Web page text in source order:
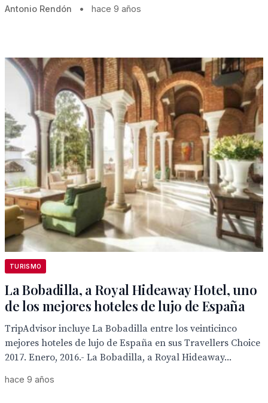
Antonio Rendón • hace 9 años
TURISMO
La Bobadilla, a Royal Hideaway Hotel, uno
de los mejores hoteles de lujo de España
TripAdvisor incluye La Bobadilla entre los veinticinco
mejores hoteles de lujo de España en sus Travellers Choice
2017. Enero, 2016.- La Bobadilla, a Royal Hideaway...
hace 9 años